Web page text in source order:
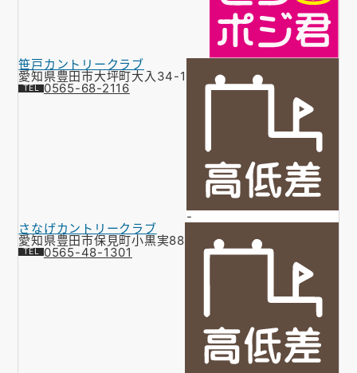
笹戸カントリークラブ
愛知県豊田市大坪町大入34-1
0565-68-2116
-
さなげカントリークラブ
愛知県豊田市保見町小黒実88
0565-48-1301